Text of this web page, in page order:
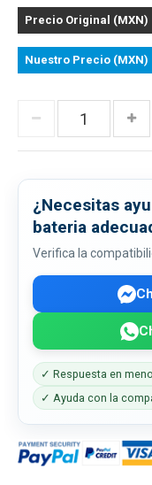
Precio Original (MXN)
Nuestro Precio (MXN)
¿Necesitas
bateria
Verifica la
✓ Respuesta en
✓ Ayuda con la